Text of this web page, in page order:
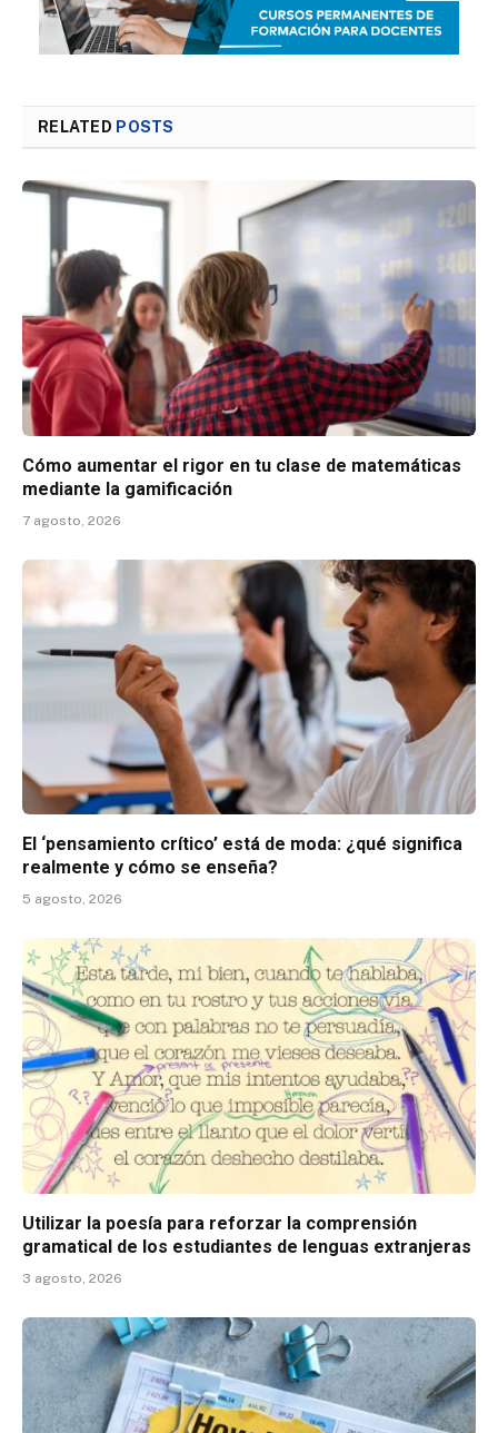
RELATED POSTS
Cómo aumentar el rigor en tu clase de matemáticas
mediante la gamificación
7 agosto, 2026
El ‘pensamiento crítico’ está de moda: ¿qué significa
realmente y cómo se enseña?
5 agosto, 2026
Utilizar la poesía para reforzar la comprensión
gramatical de los estudiantes de lenguas extranjeras
3 agosto, 2026